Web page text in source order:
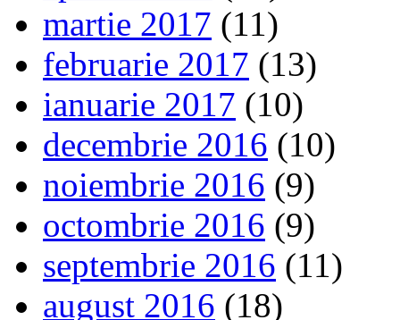
martie 2017 (11)
februarie 2017 (13)
ianuarie 2017 (10)
decembrie 2016 (10)
noiembrie 2016 (9)
octombrie 2016 (9)
septembrie 2016 (11)
august 2016 (18)